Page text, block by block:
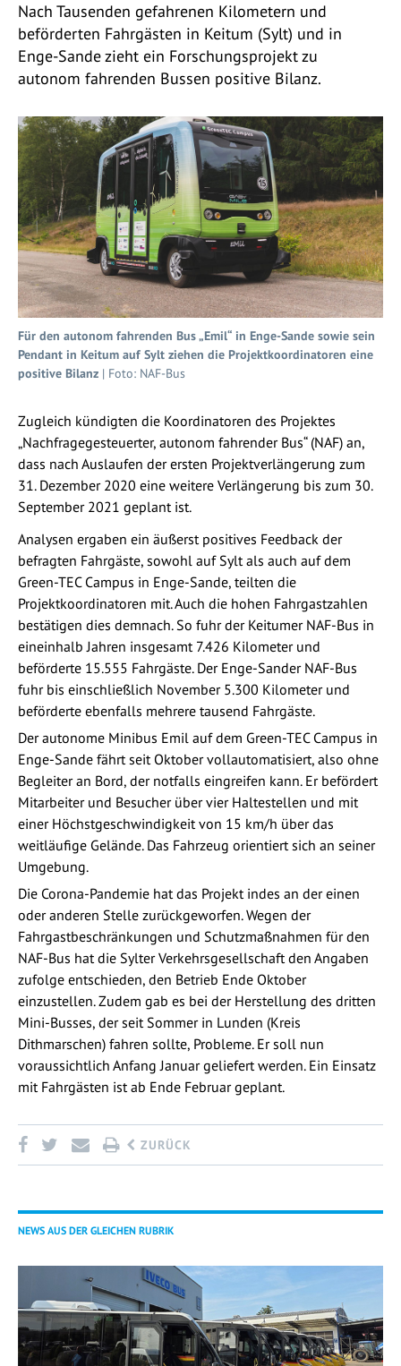
Nach Tausenden gefahrenen Kilometern und
beförderten Fahrgästen in Keitum (Sylt) und in
Enge-Sande zieht ein Forschungsprojekt zu
autonom fahrenden Bussen positive Bilanz.
Für den autonom fahrenden Bus „Emil“ in Enge-Sande sowie sein
Pendant in Keitum auf Sylt ziehen die Projektkoordinatoren eine
positive Bilanz | Foto: NAF-Bus
Zugleich kündigten die Koordinatoren des Projektes
„Nachfragegesteuerter, autonom fahrender Bus“ (NAF) an,
dass nach Auslaufen der ersten Projektverlängerung zum
31. Dezember 2020 eine weitere Verlängerung bis zum 30.
September 2021 geplant ist.
Analysen ergaben ein äußerst positives Feedback der
befragten Fahrgäste, sowohl auf Sylt als auch auf dem
Green-TEC Campus in Enge-Sande, teilten die
Projektkoordinatoren mit. Auch die hohen Fahrgastzahlen
bestätigen dies demnach. So fuhr der Keitumer NAF-Bus in
eineinhalb Jahren insgesamt 7.426 Kilometer und
beförderte 15.555 Fahrgäste. Der Enge-Sander NAF-Bus
fuhr bis einschließlich November 5.300 Kilometer und
beförderte ebenfalls mehrere tausend Fahrgäste.
Der autonome Minibus Emil auf dem Green-TEC Campus in
Enge-Sande fährt seit Oktober vollautomatisiert, also ohne
Begleiter an Bord, der notfalls eingreifen kann. Er befördert
Mitarbeiter und Besucher über vier Haltestellen und mit
einer Höchstgeschwindigkeit von 15 km/h über das
weitläufige Gelände. Das Fahrzeug orientiert sich an seiner
Umgebung.
Die Corona-Pandemie hat das Projekt indes an der einen
oder anderen Stelle zurückgeworfen. Wegen der
Fahrgastbeschränkungen und Schutzmaßnahmen für den
NAF-Bus hat die Sylter Verkehrsgesellschaft den Angaben
zufolge entschieden, den Betrieb Ende Oktober
einzustellen. Zudem gab es bei der Herstellung des dritten
Mini-Busses, der seit Sommer in Lunden (Kreis
Dithmarschen) fahren sollte, Probleme. Er soll nun
voraussichtlich Anfang Januar geliefert werden. Ein Einsatz
mit Fahrgästen ist ab Ende Februar geplant.
ZURÜCK
NEWS AUS DER GLEICHEN RUBRIK